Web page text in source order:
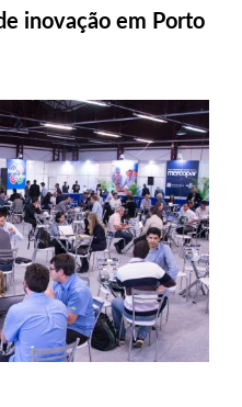
inovação em Porto